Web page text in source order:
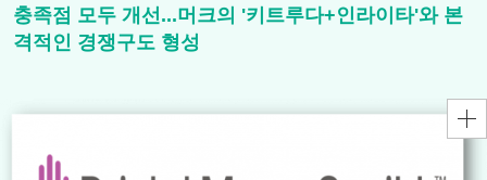
충족점 모두 개선...머크의 '키트루다+인라이타'와 본
격적인 경쟁구도 형성